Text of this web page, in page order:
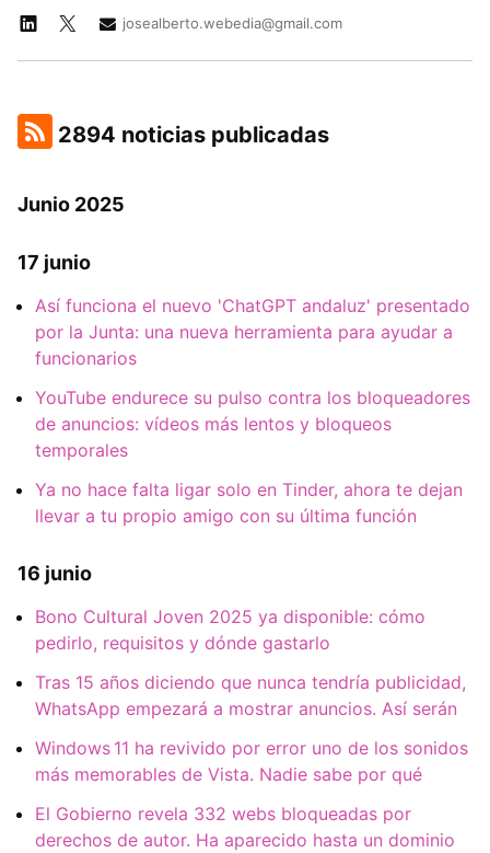
josealberto.webedia@gmail.com
2894 noticias publicadas
Junio 2025
17 junio
Así funciona el nuevo 'ChatGPT andaluz' presentado
por la Junta: una nueva herramienta para ayudar a
funcionarios
YouTube endurece su pulso contra los bloqueadores
de anuncios: vídeos más lentos y bloqueos
temporales
Ya no hace falta ligar solo en Tinder, ahora te dejan
llevar a tu propio amigo con su última función
16 junio
Bono Cultural Joven 2025 ya disponible: cómo
pedirlo, requisitos y dónde gastarlo
Tras 15 años diciendo que nunca tendría publicidad,
WhatsApp empezará a mostrar anuncios. Así serán
Windows 11 ha revivido por error uno de los sonidos
más memorables de Vista. Nadie sabe por qué
El Gobierno revela 332 webs bloqueadas por
derechos de autor. Ha aparecido hasta un dominio